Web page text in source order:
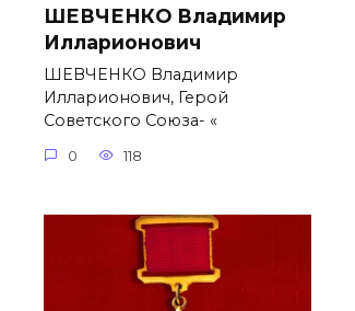
ШЕВЧЕНКО Владимир
Илларионович
ШЕВЧЕНКО Владимир
Илларионович, Герой
Советского Союза- «
0 118